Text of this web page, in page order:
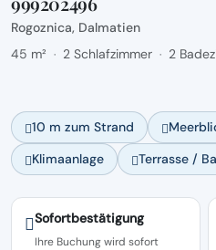
Rogoznica, Dalmatien
45 m² · 2 Schlafzimmer · 2
10 m zum Strand
Klimaanlage
Terrasse /
Sofortbestätigung
Ihre Buchung wird sofort